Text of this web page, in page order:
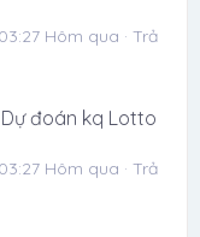
Hôm qua
Trả
Dự đoán kq Lotto
Hôm qua
Trả